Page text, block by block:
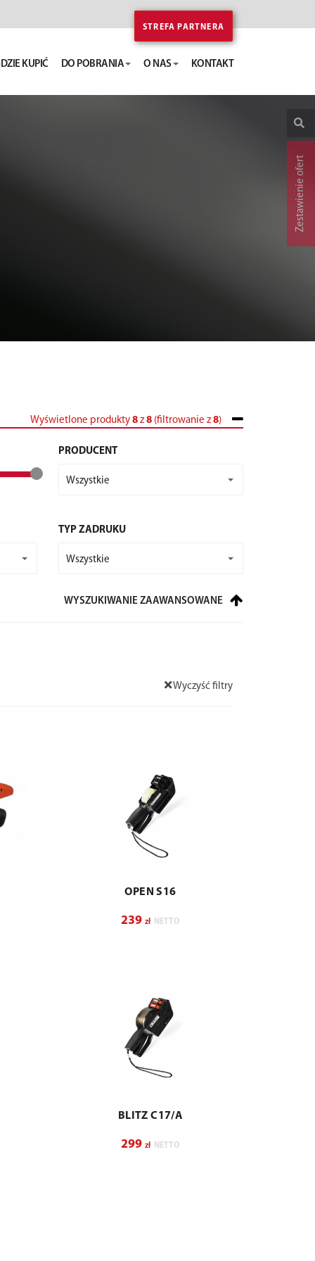
STREFA PARTNERA
KUPIĆ DO POBRANIA O NAS KONTAKT
Wyświetlone produkty 8 z8 (filtrowanie z8)
PRODUCENT
Wszystkie
TYP ZADRUKU
Wszystkie
WYSZUKIWANIE ZAAWANSOWANE
Wyczyść filtry
OPEN S16
239 zł NETTO
BLITZ C17/A
299 zł NETTO
Zestawienie ofert